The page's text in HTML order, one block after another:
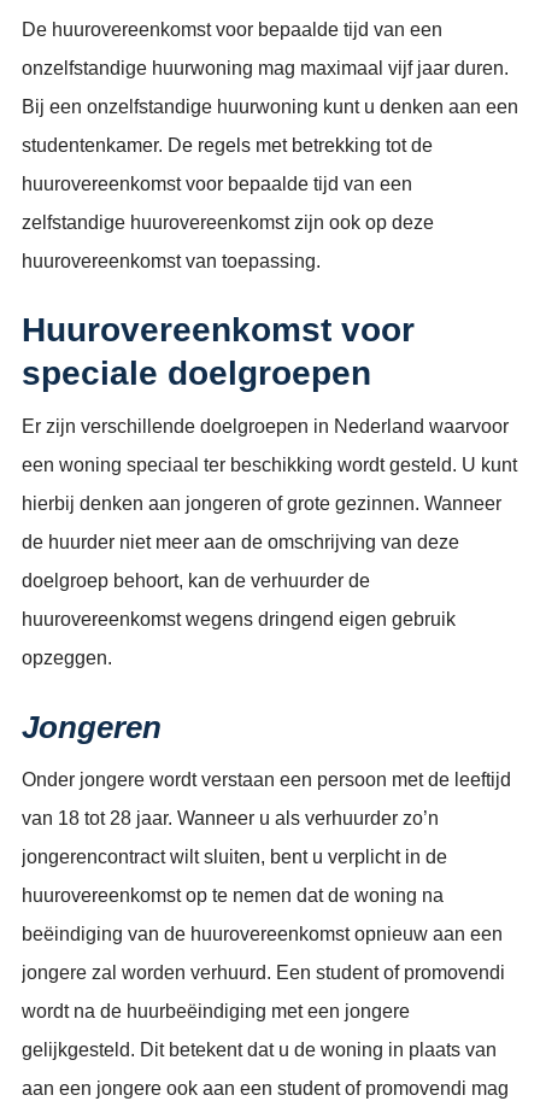
De huurovereenkomst voor bepaalde tijd van een
onzelfstandige huurwoning mag maximaal vijf jaar duren.
Bij een onzelfstandige huurwoning kunt u denken aan een
studentenkamer. De regels met betrekking tot de
huurovereenkomst voor bepaalde tijd van een
zelfstandige huurovereenkomst zijn ook op deze
huurovereenkomst van toepassing.
Huurovereenkomst voor
speciale doelgroepen
Er zijn verschillende doelgroepen in Nederland waarvoor
een woning speciaal ter beschikking wordt gesteld. U kunt
hierbij denken aan jongeren of grote gezinnen. Wanneer
de huurder niet meer aan de omschrijving van deze
doelgroep behoort, kan de verhuurder de
huurovereenkomst wegens dringend eigen gebruik
opzeggen.
Jongeren
Onder jongere wordt verstaan een persoon met de leeftijd
van 18 tot 28 jaar. Wanneer u als verhuurder zo’n
jongerencontract wilt sluiten, bent u verplicht in de
huurovereenkomst op te nemen dat de woning na
beëindiging van de huurovereenkomst opnieuw aan een
jongere zal worden verhuurd. Een student of promovendi
wordt na de huurbeëindiging met een jongere
gelijkgesteld. Dit betekent dat u de woning in plaats van
aan een jongere ook aan een student of promovendi mag